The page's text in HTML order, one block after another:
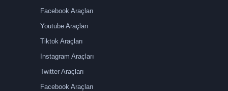
Facebook Araçları
Youtube Araçları
Tiktok Araçları
Instagram Araçları
Twitter Araçları
Facebook Araçları